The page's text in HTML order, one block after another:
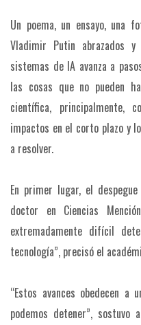
Un poema, un ensayo, una
Vladimir Putin abrazados
sistemas de IA avanza a
las cosas que no pueden
científica, principalmente,
impactos en el corto plazo y
a resolver.
En primer lugar, el
doctor en Ciencias
extremadamente difícil
tecnología”, precisó el
“Estos avances obedecen a
podemos detener”,